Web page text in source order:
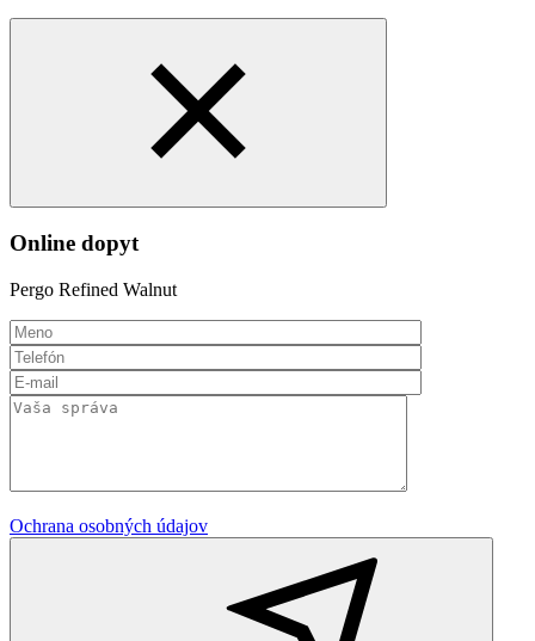
Online dopyt
Pergo Refined Walnut
Ochrana osobných údajov